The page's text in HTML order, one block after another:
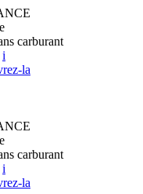
carburant
i
la
carburant
i
la